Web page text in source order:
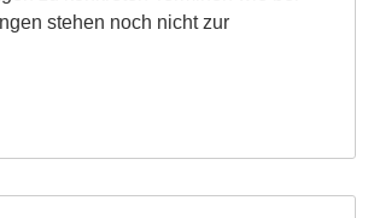
stehen noch nicht zur